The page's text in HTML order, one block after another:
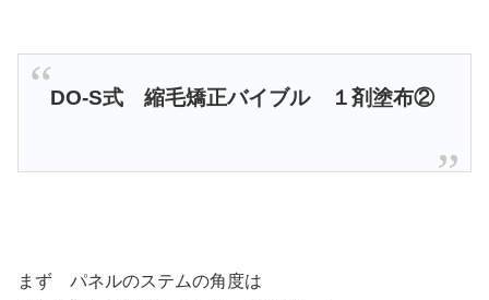
DO-S式 縮毛矯正バイブル １剤塗布②
まず パネルのステムの角度は